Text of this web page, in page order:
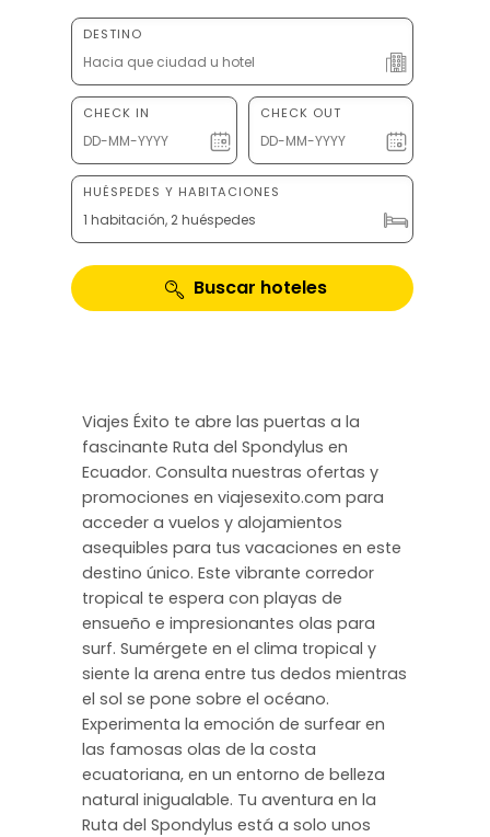
DESTINO
CHECK IN CHECK OUT
HUÉSPEDES Y HABITACIONES
1 habitación, 2 huéspedes
Buscar hoteles
Viajes Éxito te abre las puertas a la
fascinante Ruta del Spondylus en
Ecuador. Consulta nuestras ofertas y
promociones en viajesexito.com para
acceder a vuelos y alojamientos
asequibles para tus vacaciones en este
destino único. Este vibrante corredor
tropical te espera con playas de
ensueño e impresionantes olas para
surf. Sumérgete en el clima tropical y
siente la arena entre tus dedos mientras
el sol se pone sobre el océano.
Experimenta la emoción de surfear en
las famosas olas de la costa
ecuatoriana, en un entorno de belleza
natural inigualable. Tu aventura en la
Ruta del Spondylus está a solo unos